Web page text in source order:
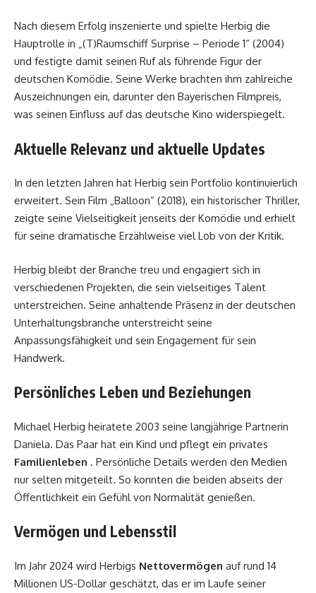
Nach diesem Erfolg inszenierte und spielte Herbig die
Hauptrolle in „(T)Raumschiff Surprise – Periode 1“ (2004)
und festigte damit seinen Ruf als führende Figur der
deutschen Komödie. Seine Werke brachten ihm zahlreiche
Auszeichnungen ein, darunter den Bayerischen Filmpreis,
was seinen Einfluss auf das deutsche Kino widerspiegelt.
Aktuelle Relevanz und aktuelle Updates
In den letzten Jahren hat Herbig sein Portfolio kontinuierlich
erweitert. Sein Film „Balloon“ (2018), ein historischer Thriller,
zeigte seine Vielseitigkeit jenseits der Komödie und erhielt
für seine dramatische Erzählweise viel Lob von der Kritik.
Herbig bleibt der Branche treu und engagiert sich in
verschiedenen Projekten, die sein vielseitiges Talent
unterstreichen. Seine anhaltende Präsenz in der deutschen
Unterhaltungsbranche unterstreicht seine
Anpassungsfähigkeit und sein Engagement für sein
Handwerk.
Persönliches Leben und Beziehungen
Michael Herbig heiratete 2003 seine langjährige Partnerin
Daniela. Das Paar hat ein Kind und pflegt ein privates
Familienleben . Persönliche Details werden den Medien
nur selten mitgeteilt. So konnten die beiden abseits der
Öffentlichkeit ein Gefühl von Normalität genießen.
Vermögen und Lebensstil
Im Jahr 2024 wird Herbigs Nettovermögen auf rund 14
Millionen US-Dollar geschätzt, das er im Laufe seiner